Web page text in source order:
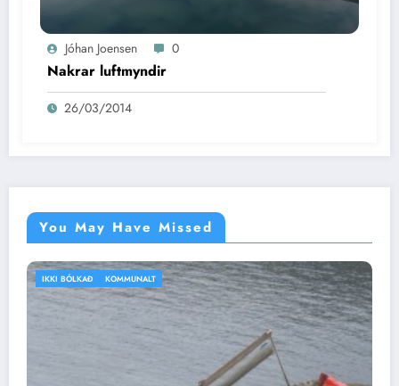
Jóhan Joensen 0
Nakrar luftmyndir
26/03/2014
You May Have Missed
IKKI BÓLKAÐ VEÐRIÐ